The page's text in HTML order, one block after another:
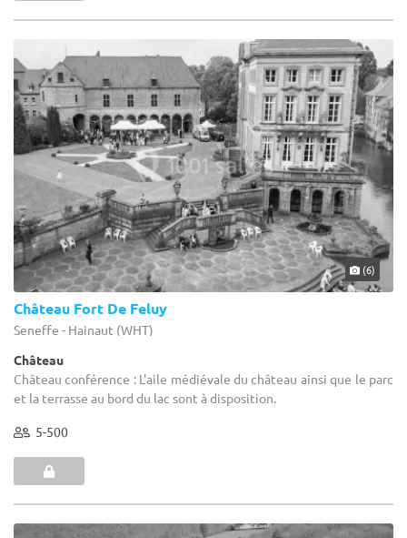
(6)
Château Fort De Feluy
Seneffe - Hainaut (WHT)
Château
Château conférence : L'aile médiévale du château ainsi que le parc
et la terrasse au bord du lac sont à disposition.
5-500